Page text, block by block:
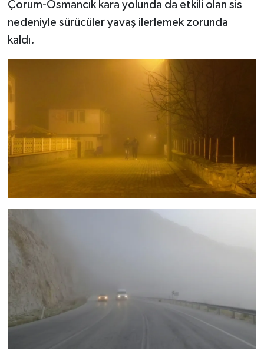
Çorum-Osmancık kara yolunda da etkili olan sis
nedeniyle sürücüler yavaş ilerlemek zorunda
kaldı.